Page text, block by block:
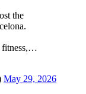
the
fitness,…
May 29, 2026